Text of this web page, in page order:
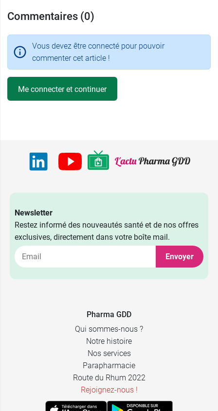
Commentaires (0)
Vous devez être connecté pour pouvoir
commenter cet article !
Me connecter et continuer
Newsletter
Restez informé des nouveautés santé et de nos offres
exclusives, directement dans votre boîte mail.
Envoyer
Pharma GDD
Qui sommes-nous ?
Notre histoire
Nos services
Parapharmacie
Route du Rhum 2022
Rejoignez-nous !